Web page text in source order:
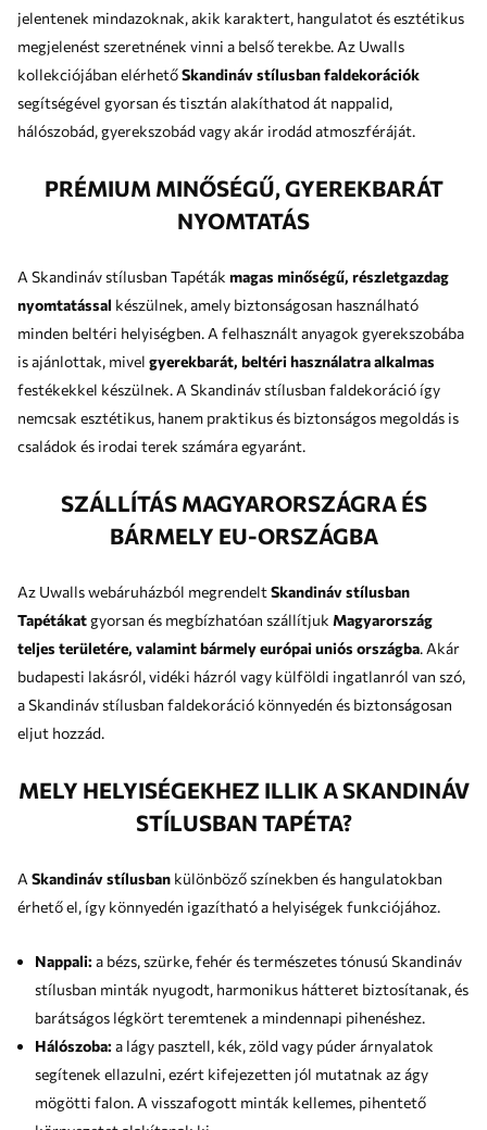
jelentenek mindazoknak, akik karaktert, hangulatot és esztétikus
megjelenést szeretnének vinni a belső terekbe. Az Uwalls
kollekciójában elérhetőSkandináv stílusban faldekorációk
segítségével gyorsan és tisztán alakíthatod át nappalid,
hálószobád, gyerekszobád vagy akár irodád atmoszféráját.
PRÉMIUM MINŐSÉGŰ, GYEREKBARÁT
NYOMTATÁS
A Skandináv stílusban Tapéták magas minőségű, részletgazdag
nyomtatással készülnek, amely biztonságosan használható
minden beltéri helyiségben. A felhasznált anyagok gyerekszobába
is ajánlottak, mivel gyerekbarát, beltéri használatra alkalmas
festékekkel készülnek. A Skandináv stílusban faldekoráció így
nemcsak esztétikus, hanem praktikus és biztonságos megoldás is
családok és irodai terek számára egyaránt.
SZÁLLÍTÁS MAGYARORSZÁGRA ÉS
BÁRMELY EU-ORSZÁGBA
Az Uwalls webáruházból megrendeltSkandináv stílusban
Tapétákatgyorsan és megbízhatóan szállítjuk Magyarország
teljes területére, valamint bármely európai uniós országba. Akár
budapesti lakásról, vidéki házról vagy külföldi ingatlanról van szó,
a Skandináv stílusban faldekoráció könnyedén és biztonságosan
eljut hozzád.
MELY HELYISÉGEKHEZ ILLIK A SKANDINÁV
STÍLUSBAN TAPÉTA?
A Skandináv stílusban különböző színekben és hangulatokban
érhető el, így könnyedén igazítható a helyiségek funkciójához.
Nappali: a bézs, szürke, fehér és természetes tónusú Skandináv
stílusban minták nyugodt, harmonikus hátteret biztosítanak, és
barátságos légkört teremtenek a mindennapi pihenéshez.
Hálószoba: a lágy pasztell, kék, zöld vagy púder árnyalatok
segítenek ellazulni, ezért kifejezetten jól mutatnak az ágy
mögötti falon. A visszafogott minták kellemes, pihentető